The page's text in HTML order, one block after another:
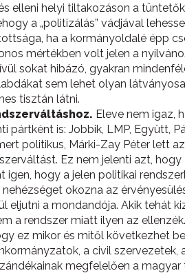
helyi tiltakozáson a
a „politizálás” vádjával
ha a kormányoldalé épp
mértékben volt jelen a
sokat hibázó, gyakran
sem lehet olyan
tisztán látni.
Eleve nem igaz,
is: Jobbik, LMP, Együtt,
politikus, Márki-Zay Péter lett
Ez nem jelenti azt,
hogy a jelen politikai
okozna az
a mondandója. Akik tehát
a rendszer miatt ilyen az
ez mikor és mitől következhet
a civil
megfelelően a